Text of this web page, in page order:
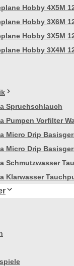
Hobby 4X5M
Hobby 3X6M
Hobby 3X5M
Hobby 3X4M
Spruehschlauch
Pumpen Vorfilter
Micro Drip
Micro Drip
Schmutzwasser
Klarwasser